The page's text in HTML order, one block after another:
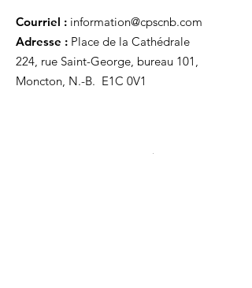
Courriel : information@cpscnb.com
Adresse : Place de la Cathédrale
224, rue Saint-George, bureau 101,
Moncton, N.-B. E1C 0V1
Recevez nos mises à jour